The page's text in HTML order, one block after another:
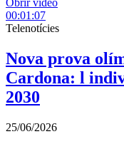
00:01:07
Telenotícies
Nova prova
Cardona: l
2030
25/06/2026